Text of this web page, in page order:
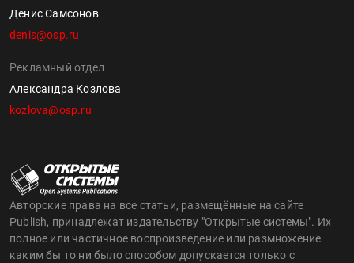
Денис Самсонов
denis@osp.ru
Рекламный отдел
Александра Козлова
kozlova@osp.ru
Авторские права на все статьи, размещённые на сайте
Publish, принадлежат издательству "Открытые системы". Их
полное или частичное воспроизведение или размножение
каким бы то ни было способом допускается только с